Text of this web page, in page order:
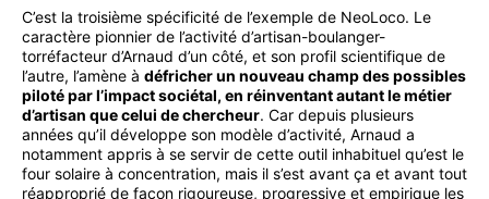
C’est la troisième spécificité de l’exemple de NeoLoco. Le
caractère pionnier de l’activité d’artisan-boulanger-
torréfacteur d’Arnaud d’un côté, et son profil scientifique de
l’autre, l’amène à défricher un nouveau champ des possibles
piloté par l’impact sociétal, en réinventant autant le métier
d’artisan que celui de chercheur. Car depuis plusieurs
années qu’il développe son modèle d’activité, Arnaud a
notamment appris à se servir de cette outil inhabituel qu’est le
four solaire à concentration, mais il s’est avant ça et avant tout
réapproprié de façon rigoureuse, progressive et empirique les